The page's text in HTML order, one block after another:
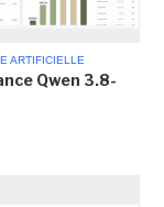
ARTIFICIELLE
Qwen 3.8-